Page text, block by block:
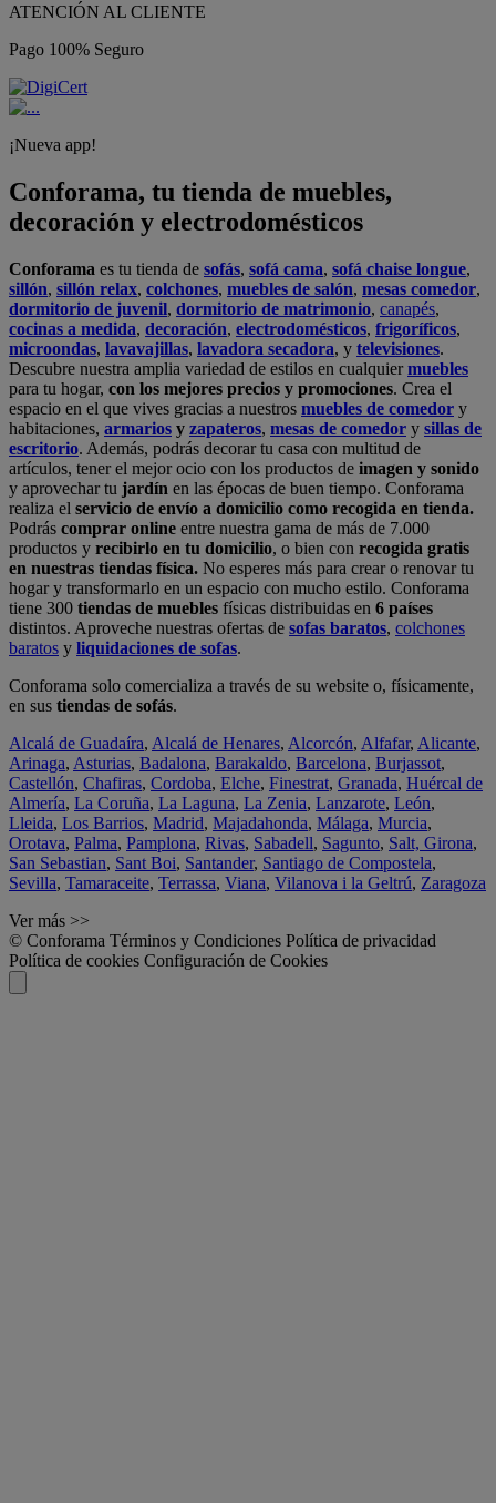
ATENCIÓN AL CLIENTE
Pago 100% Seguro
¡Nueva app!
Conforama, tu tienda de muebles,
decoración y electrodomésticos
Conforama es tu tienda de sofás, sofá cama, sofá chaise longue,
sillón, sillón relax, colchones, muebles de salón, mesas comedor,
dormitorio de juvenil, dormitorio de matrimonio, canapés,
cocinas a medida, decoración, electrodomésticos, frigoríficos,
microondas, lavavajillas, lavadora secadora, y televisiones.
Descubre nuestra amplia variedad de estilos en cualquiermuebles
para tu hogar, con los mejores precios y promociones. Crea el
espacio en el que vives gracias a nuestros muebles de comedor y
habitaciones, armarios y zapateros, mesas de comedor y sillas de
escritorio. Además, podrás decorar tu casa con multitud de
artículos, tener el mejor ocio con los productos de imagen y sonido
y aprovechar tu jardín en las épocas de buen tiempo. Conforama
realiza el servicio de envío a domicilio como recogida en tienda.
Podrás comprar online entre nuestra gama de más de 7.000
productos y recibirlo en tu domicilio, o bien con recogida gratis
en nuestras tiendas física. No esperes más para crear o renovar tu
hogar y transformarlo en un espacio con mucho estilo. Conforama
tiene 300 tiendas de muebles físicas distribuidas en 6 países
distintos. Aproveche nuestras ofertas de sofas baratos, colchones
baratos y liquidaciones de sofas.
Conforama solo comercializa a través de su website o, físicamente,
en sus tiendas de sofás.
Alcalá de Guadaíra, Alcalá de Henares, Alcorcón, Alfafar, Alicante,
Arinaga, Asturias, Badalona, Barakaldo, Barcelona, Burjassot,
Castellón, Chafiras, Cordoba, Elche, Finestrat, Granada, Huércal de
Almería, La Coruña, La Laguna, La Zenia, Lanzarote, León,
Lleida, Los Barrios, Madrid, Majadahonda, Málaga, Murcia,
Orotava, Palma, Pamplona, Rivas, Sabadell, Sagunto, Salt, Girona,
San Sebastian, Sant Boi, Santander, Santiago de Compostela,
Sevilla, Tamaraceite, Terrassa, Viana, Vilanova i la Geltrú, Zaragoza
Ver más >>
© Conforama Términos y Condiciones Política de privacidad
Política de cookies Configuración de Cookies